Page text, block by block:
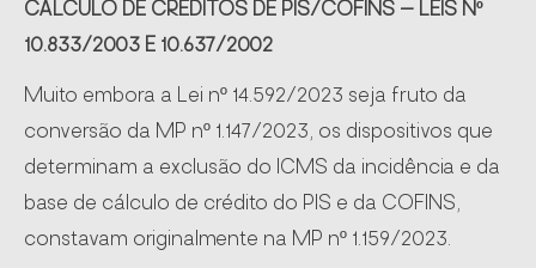
CÁLCULO DE CRÉDITOS DE PIS/COFINS – LEIS Nº
10.833/2003 E 10.637/2002
Muito embora a Lei nº 14.592/2023 seja fruto da
conversão da MP nº 1.147/2023, os dispositivos que
determinam a exclusão do ICMS da incidência e da
base de cálculo de crédito do PIS e da COFINS,
constavam originalmente na MP nº 1.159/2023.